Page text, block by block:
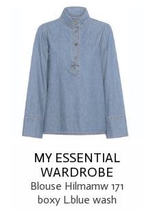
MY ESSENTIAL
WARDROBE
Blouse Hilmamw 171
boxy L.blue wash